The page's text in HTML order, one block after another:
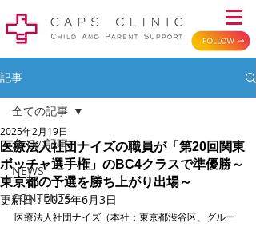
記事
全ての記事
NEWS
CONTENTS
全ての記事
医療法人社団ナイズの職員が「第20回関東
ボッチャ選手権」のBC4クラスで準優勝～
東京都の予選を勝ち上がり出場～
2025年2月19日
更新日：2025年6月3日
医療法人社団ナイズ（本社：東京都渋谷区、グルー